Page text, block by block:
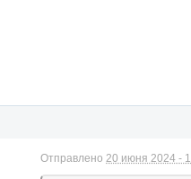
Отправлено 20 июня 2024 -